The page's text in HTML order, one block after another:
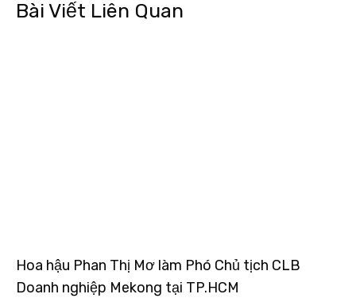
Bài Viết Liên Quan
Hoa hậu Phan Thị Mơ làm Phó Chủ tịch CLB
Doanh nghiệp Mekong tại TP.HCM